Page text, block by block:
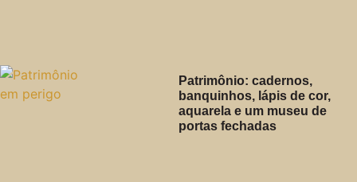
Patrimônio: cadernos,
banquinhos, lápis de cor,
aquarela e um museu de
portas fechadas